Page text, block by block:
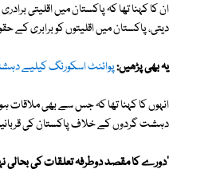
ان کا کہنا تھا کہ پاکستان میں اقلیتی
دیتی، پاکستان میں اقلیتوں کو برابری کے
یہ بھی پڑھیں:پوائنٹ اسکورنگ کیلیے
انہوں کا کہنا تھا کہ جس سے بھی
دہشت گردوں کے خلاف پاکستان کی
'دورے کا مقصد دوطرفہ تعلقات کی بحالی